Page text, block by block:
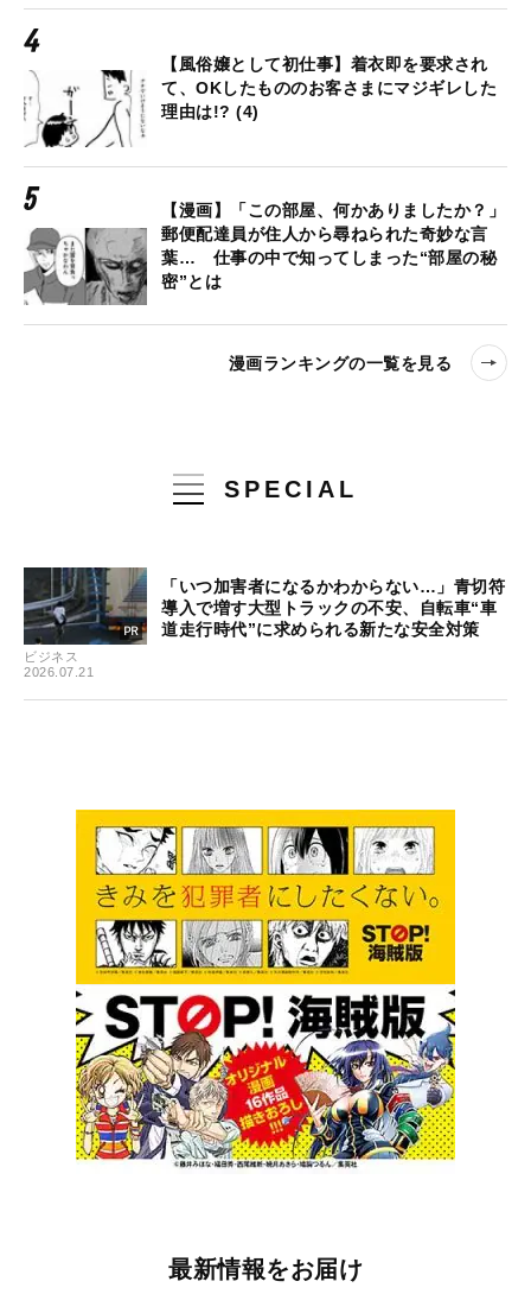
【風俗嬢として初仕事】着衣即を要求され
て、OKしたもののお客さまにマジギレした
理由は!? (4)
【漫画】「この部屋、何かありましたか？」
郵便配達員が住人から尋ねられた奇妙な言
葉… 仕事の中で知ってしまった“部屋の秘
密”とは
漫画ランキングの一覧を見る
SPECIAL
ビジネス
2026.07.21
「いつ加害者になるかわからない…」青切符
導入で増す大型トラックの不安、自転車“車
道走行時代”に求められる新たな安全対策
最新情報をお届け